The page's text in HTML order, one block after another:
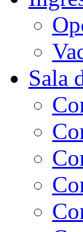
Sala